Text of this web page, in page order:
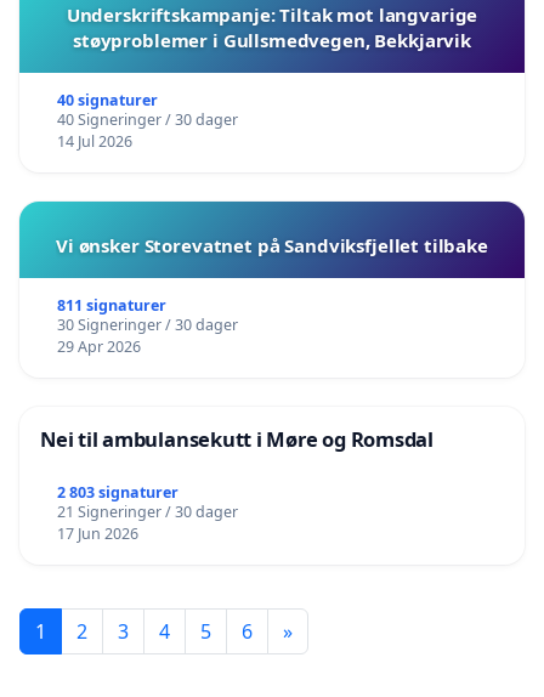
Underskriftskampanje: Tiltak mot langvarige
støyproblemer i Gullsmedvegen, Bekkjarvik
40 signaturer
40 Signeringer / 30 dager
14 Jul 2026
Vi ønsker Storevatnet på Sandviksfjellet tilbake
811 signaturer
30 Signeringer / 30 dager
29 Apr 2026
Nei til ambulansekutt i Møre og Romsdal
2 803 signaturer
21 Signeringer / 30 dager
17 Jun 2026
1 2 3 4 5 6 »